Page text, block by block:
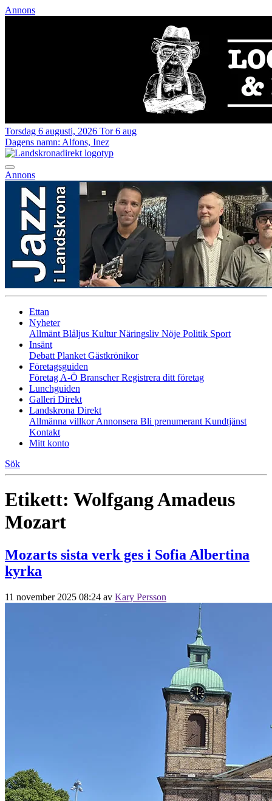
Annons
Torsdag 6 augusti, 2026 Tor 6 aug
Dagens namn: Alfons, Inez
Annons
Ettan
Nyheter
Allmänt Blåljus KulturNäringsliv Nöje Politik Sport
Insänt
Debatt Planket Gästkrönikor
Företagsguiden
Företag A-Ö BranscherRegistrera ditt företag
Lunchguiden
Galleri Direkt
Landskrona Direkt
Allmänna villkorAnnonsera Bli prenumerant Kundtjänst
Kontakt
Mitt konto
Sök
Etikett: Wolfgang Amadeus
Mozart
Mozarts sista verk ges i Sofia Albertina
kyrka
11 november 2025 08:24 av Kary Persson